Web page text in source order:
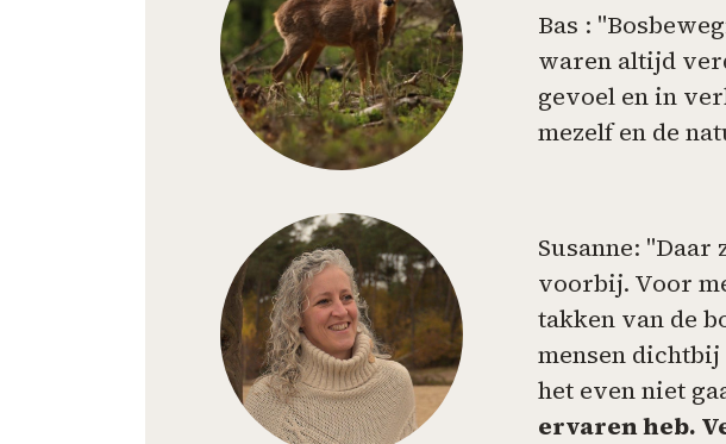
Bas :
waren altijd
gevoel en in
mezelf en de
Susanne:
voorbij. Voor
takken van de
mensen dichtbij
het even niet
ervaren heb.